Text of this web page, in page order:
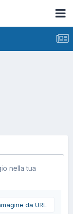
nella tua
da URL